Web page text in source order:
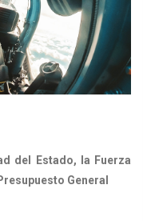
del Estado, la Fuerza
General